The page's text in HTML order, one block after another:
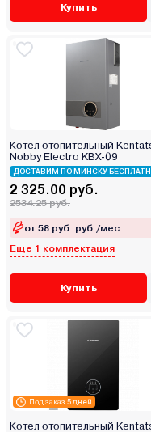
Купить
Котел отопительный
Nobby Electro KBX-09
ДОСТАВИМ ПО МИНСКУ
2 325.00 руб.
2534.25 руб.
от 58 руб. руб./мес.
Еще 1 комплектация
Купить
Под заказ 5 дней
Котел отопительный